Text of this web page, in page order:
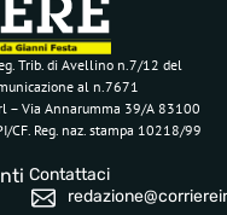
Trib. di Avellino n.7/12 del
al n.7671
– Via Annarumma 39/A 83100
CF. Reg. naz. stampa 10218/99
Contattaci